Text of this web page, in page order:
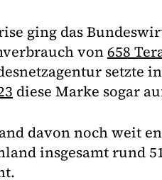
ging das
von658
setzte
diese Marke sogar
davon noch weit
insgesamt rund